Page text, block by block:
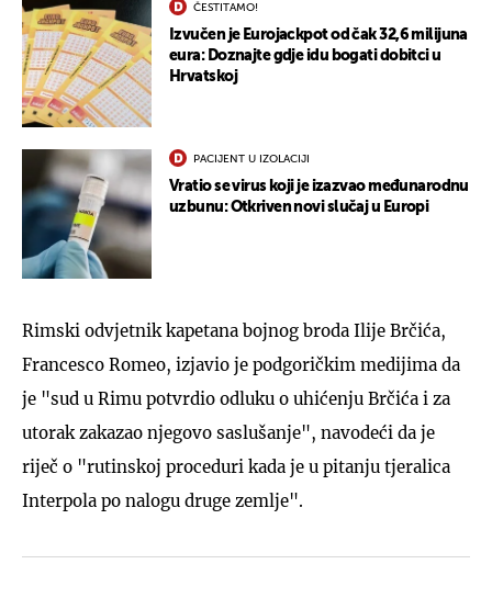
ČESTITAMO!
Izvučen je Eurojackpot od čak 32,6 milijuna
eura: Doznajte gdje idu bogati dobitci u
Hrvatskoj
PACIJENT U IZOLACIJI
Vratio se virus koji je izazvao međunarodnu
uzbunu: Otkriven novi slučaj u Europi
Rimski odvjetnik kapetana bojnog broda Ilije Brčića,
Francesco Romeo, izjavio je podgoričkim medijima da
je "sud u Rimu potvrdio odluku o uhićenju Brčića i za
utorak zakazao njegovo saslušanje", navodeći da je
riječ o "rutinskoj proceduri kada je u pitanju tjeralica
Interpola po nalogu druge zemlje".